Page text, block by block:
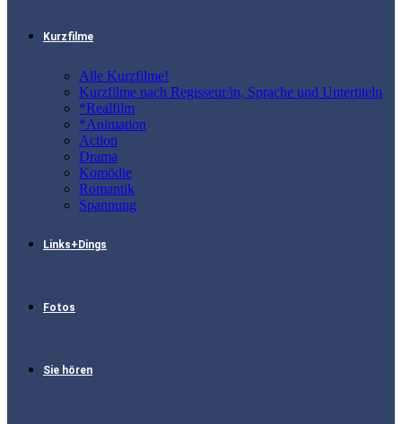
Kurzfilme
Alle Kurzfilme!
Kurzfilme nach Regisseur/in, Sprache und Untertiteln
*Realfilm
*Animation
Action
Drama
Komödie
Romantik
Spannung
Links+Dings
Fotos
Sie hören